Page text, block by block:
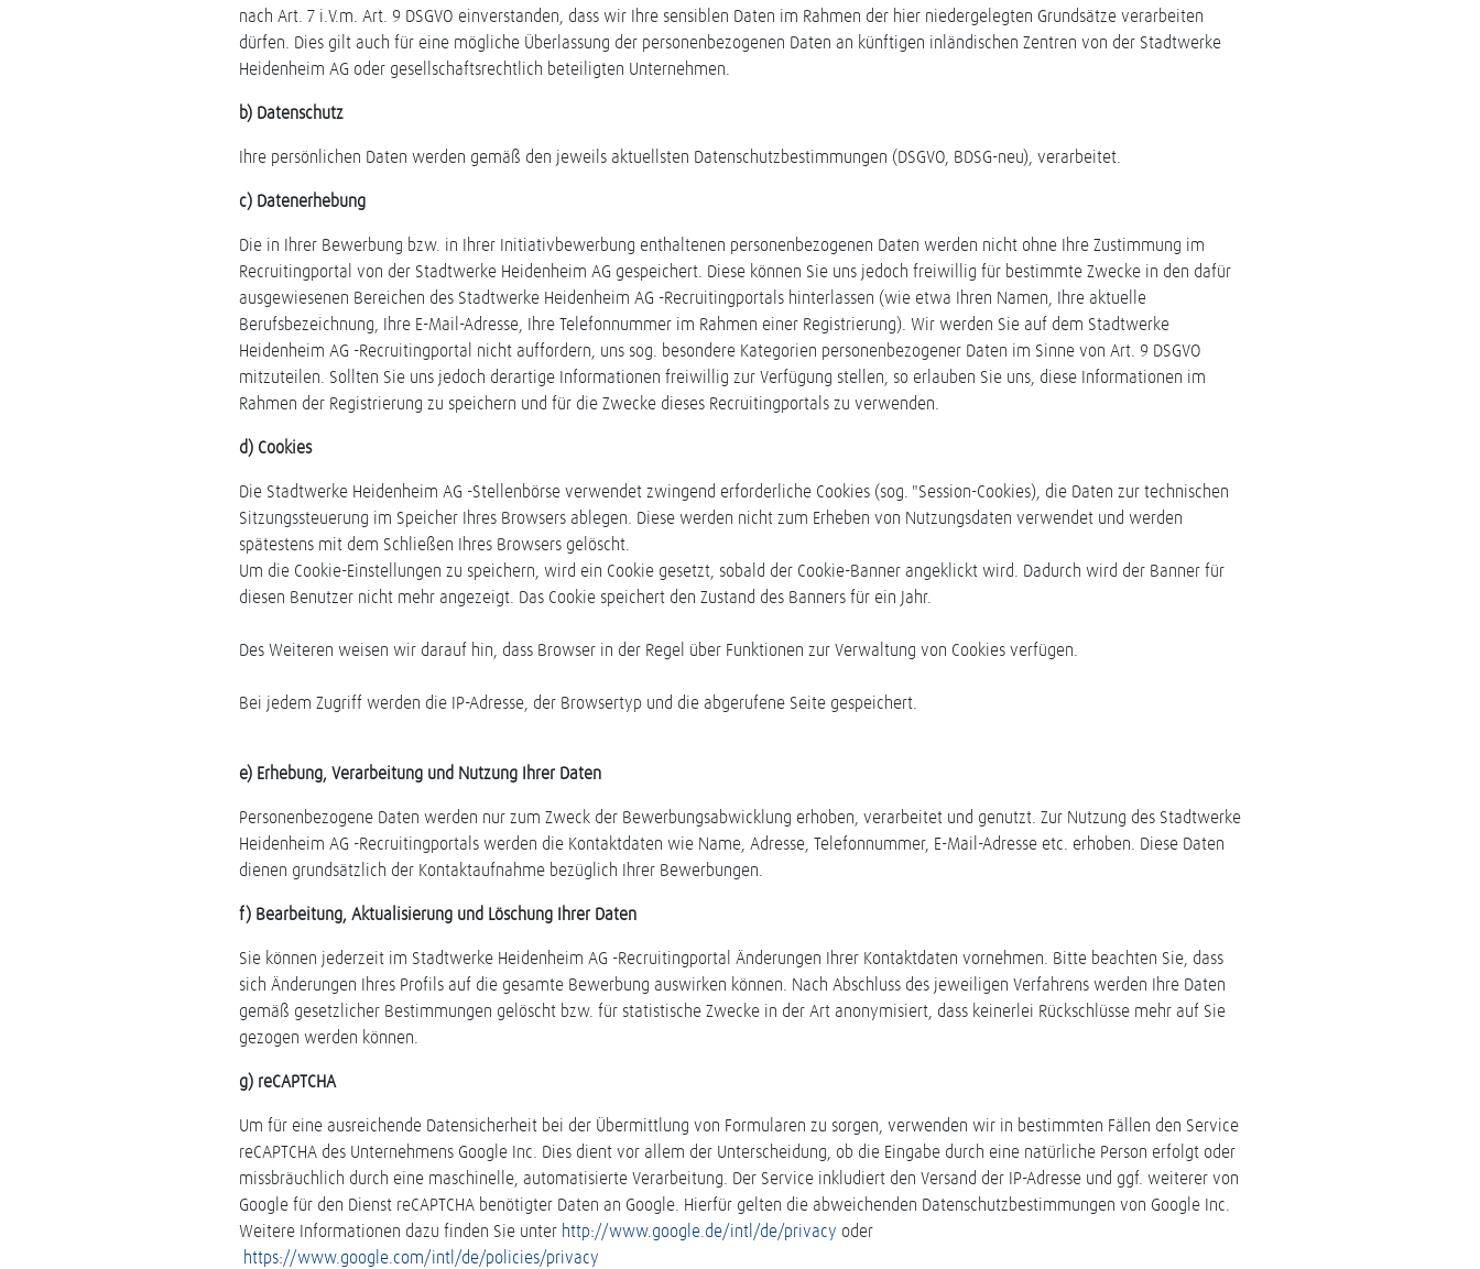
nach Art. 7 i.V.m. Art. 9 DSGVO einverstanden, dass wir Ihre sensiblen Daten im Rahmen der hier niedergelegten Grundsätze verarbeiten
dürfen. Dies gilt auch für eine mögliche Überlassung der personenbezogenen Daten an künftigen inländischen Zentren von der Stadtwerke
Heidenheim AG oder gesellschaftsrechtlich beteiligten Unternehmen.
b) Datenschutz
Ihre persönlichen Daten werden gemäß den jeweils aktuellsten Datenschutzbestimmungen (DSGVO, BDSG-neu), verarbeitet.
c) Datenerhebung
Die in Ihrer Bewerbung bzw. in Ihrer Initiativbewerbung enthaltenen personenbezogenen Daten werden nicht ohne Ihre Zustimmung im
Recruitingportal von der Stadtwerke Heidenheim AG gespeichert. Diese können Sie uns jedoch freiwillig für bestimmte Zwecke in den dafür
ausgewiesenen Bereichen des Stadtwerke Heidenheim AG -Recruitingportals hinterlassen (wie etwa Ihren Namen, Ihre aktuelle
Berufsbezeichnung, Ihre E-Mail-Adresse, Ihre Telefonnummer im Rahmen einer Registrierung). Wir werden Sie auf dem Stadtwerke
Heidenheim AG -Recruitingportal nicht auffordern, uns sog. besondere Kategorien personenbezogener Daten im Sinne von Art. 9 DSGVO
mitzuteilen. Sollten Sie uns jedoch derartige Informationen freiwillig zur Verfügung stellen, so erlauben Sie uns, diese Informationen im
Rahmen der Registrierung zu speichern und für die Zwecke dieses Recruitingportals zu verwenden.
d) Cookies
Die Stadtwerke Heidenheim AG -Stellenbörse verwendet zwingend erforderliche Cookies (sog. "Session-Cookies), die Daten zur technischen
Sitzungssteuerung im Speicher Ihres Browsers ablegen. Diese werden nicht zum Erheben von Nutzungsdaten verwendet und werden
spätestens mit dem Schließen Ihres Browsers gelöscht.
Um die Cookie-Einstellungen zu speichern, wird ein Cookie gesetzt, sobald der Cookie-Banner angeklickt wird. Dadurch wird der Banner für
diesen Benutzer nicht mehr angezeigt. Das Cookie speichert den Zustand des Banners für ein Jahr.
Des Weiteren weisen wir darauf hin, dass Browser in der Regel über Funktionen zur Verwaltung von Cookies verfügen.
Bei jedem Zugriff werden die IP-Adresse, der Browsertyp und die abgerufene Seite gespeichert.
e) Erhebung, Verarbeitung und Nutzung Ihrer Daten
Personenbezogene Daten werden nur zum Zweck der Bewerbungsabwicklung erhoben, verarbeitet und genutzt. Zur Nutzung des Stadtwerke
Heidenheim AG -Recruitingportals werden die Kontaktdaten wie Name, Adresse, Telefonnummer, E-Mail-Adresse etc. erhoben. Diese Daten
dienen grundsätzlich der Kontaktaufnahme bezüglich Ihrer Bewerbungen.
f) Bearbeitung, Aktualisierung und Löschung Ihrer Daten
Sie können jederzeit im Stadtwerke Heidenheim AG -Recruitingportal Änderungen Ihrer Kontaktdaten vornehmen. Bitte beachten Sie, dass
sich Änderungen Ihres Profils auf die gesamte Bewerbung auswirken können. Nach Abschluss des jeweiligen Verfahrens werden Ihre Daten
gemäß gesetzlicher Bestimmungen gelöscht bzw. für statistische Zwecke in der Art anonymisiert, dass keinerlei Rückschlüsse mehr auf Sie
gezogen werden können.
g) reCAPTCHA
Um für eine ausreichende Datensicherheit bei der Übermittlung von Formularen zu sorgen, verwenden wir in bestimmten Fällen den Service
reCAPTCHA des Unternehmens Google Inc. Dies dient vor allem der Unterscheidung, ob die Eingabe durch eine natürliche Person erfolgt oder
missbräuchlich durch eine maschinelle, automatisierte Verarbeitung. Der Service inkludiert den Versand der IP-Adresse und ggf. weiterer von
Google für den Dienst reCAPTCHA benötigter Daten an Google. Hierfür gelten die abweichenden Datenschutzbestimmungen von Google Inc.
Weitere Informationen dazu finden Sie unter http://www.google.de/intl/de/privacy oder
https://www.google.com/intl/de/policies/privacy